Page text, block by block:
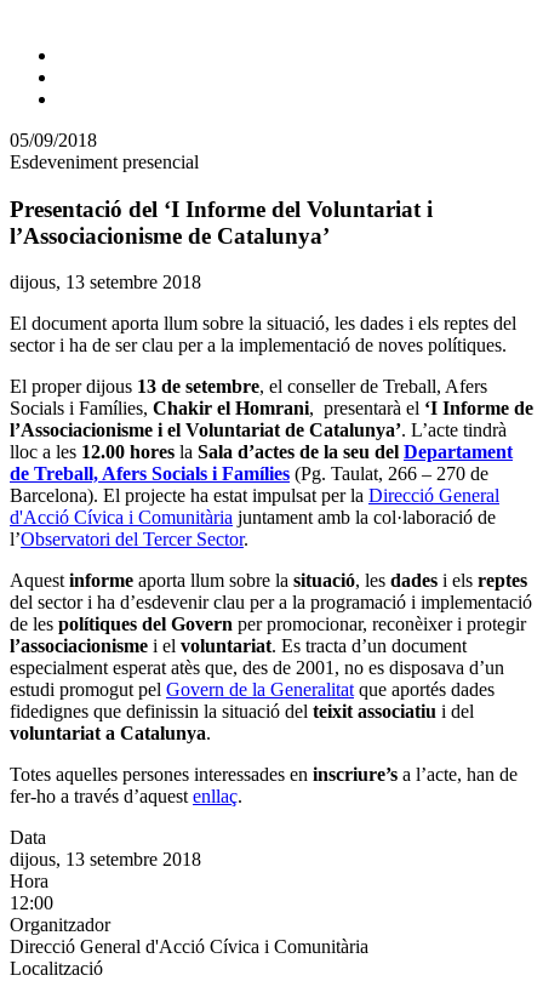
Comparteix
altres
xarxes
05/09/2018
Esdeveniment presencial
Presentació del ‘I Informe del Voluntariat i
l’Associacionisme de Catalunya’
Data
l'esdeveniment:
dijous, 13 setembre 2018
El document aporta llum sobre la situació, les dades i els reptes del
sector i ha de ser clau per a la implementació de noves polítiques.
El proper dijous 13 de setembre, el conseller de Treball, Afers
Socials i Famílies, Chakir el Homrani, presentarà el ‘I Informe de
l’Associacionisme i el Voluntariat de Catalunya’. L’acte tindrà
lloc a les 12.00 hores la Sala d’actes de la seu del Departament
de Treball, Afers Socials i Famílies (Pg. Taulat, 266 – 270 de
Barcelona). El projecte ha estat impulsat per la Direcció General
d'Acció Cívica i Comunitària juntament amb la col·laboració de
l’Observatori del Tercer Sector.
Aquest informe aporta llum sobre la situació, les dades i els reptes
del sector i ha d’esdevenir clau per a la programació i implementació
de les polítiques del Govern per promocionar, reconèixer i protegir
l’associacionisme i el voluntariat. Es tracta d’un document
especialment esperat atès que, des de 2001, no es disposava d’un
estudi promogut pel Govern de la Generalitat que aportés dades
fidedignes que definissin la situació del teixit associatiu i del
voluntariat a Catalunya.
Totes aquelles persones interessades en inscriure’s a l’acte, han de
fer-ho a través d’aquest enllaç.
Data
dijous, 13 setembre 2018
Hora
12:00
Organitzador
Direcció General d'Acció Cívica i Comunitària
Localització